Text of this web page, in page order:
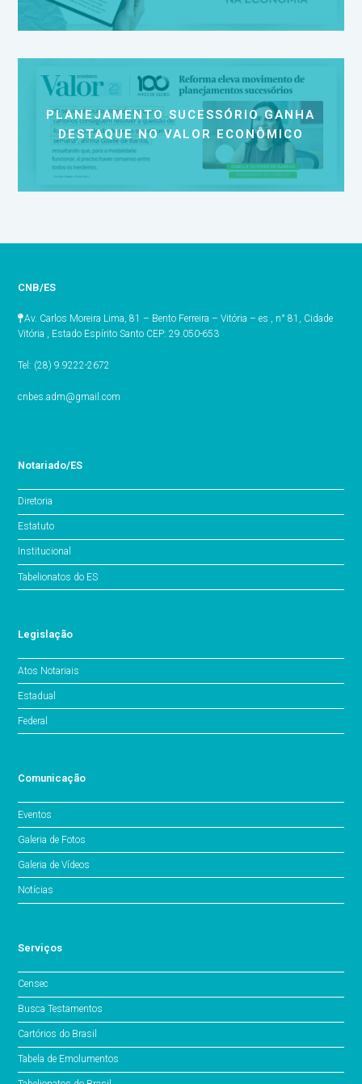
PLANEJAMENTO SUCESSÓRIO GANHA
DESTAQUE NO VALOR ECONÔMICO
CNB/ES
Av. Carlos Moreira Lima, 81 – Bento Ferreira – Vitória – es , n° 81, Cidade
Vitória , Estado Espírito Santo CEP: 29.050-653
Tel: (28) 9.9222-2672
cnbes.adm@gmail.com
Notariado/ES
Diretoria
Estatuto
Institucional
Tabelionatos do ES
Legislação
Atos Notariais
Estadual
Federal
Comunicação
Eventos
Galeria de Fotos
Galeria de Vídeos
Notícias
Serviços
Censec
Busca Testamentos
Cartórios do Brasil
Tabela de Emolumentos